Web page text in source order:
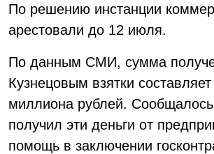
По решению инстанции
арестовали до 12 июля.
По данным СМИ, сумма
Кузнецовым взятки
миллиона рублей.
получил эти деньги от
помощь в заключении